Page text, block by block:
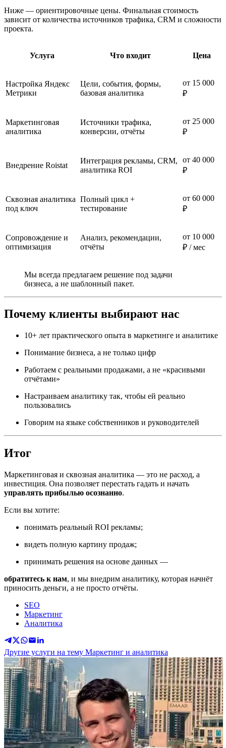
Ниже — ориентировочные цены. Финальная стоимость
зависит от количества источников трафика, CRM и сложности
проекта.
Услуга Что входит Цена
Настройка Яндекс
Метрики
Цели, события, формы,
базовая аналитика
от 15 000
₽
Маркетинговая
аналитика
Источники трафика,
конверсии, отчёты
от 25 000
₽
Внедрение Roistat
Интеграция рекламы, CRM,
аналитика ROI
от 40 000
₽
Сквозная аналитика
под ключ
Полный цикл +
тестирование
от 60 000
₽
Сопровождение и
оптимизация
Анализ, рекомендации,
отчёты
от 10 000
₽ / мес
Мы всегда предлагаем решение под задачи
бизнеса, а не шаблонный пакет.
Почему клиенты выбирают нас
10+ лет практического опыта в маркетинге и аналитике
Понимание бизнеса, а не только цифр
Работаем с реальными продажами, а не «красивыми
отчётами»
Настраиваем аналитику так, чтобы ей реально
пользовались
Говорим на языке собственников и руководителей
Итог
Маркетинговая и сквозная аналитика — это не расход, а
инвестиция. Она позволяет перестать гадать и начать
управлять прибылью осознанно.
Если вы хотите:
понимать реальный ROI рекламы;
видеть полную картину продаж;
принимать решения на основе данных —
обратитесь к нам, и мы внедрим аналитику, которая начнёт
приносить деньги, а не просто отчёты.
SEO
Маркетинг
Аналитика
Другие услуги на тему Маркетинг и аналитика